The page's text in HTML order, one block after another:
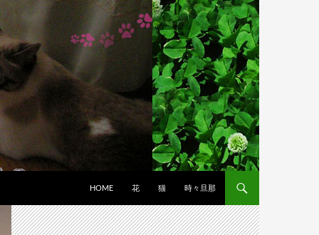
HOME 花 猫 時々旦那